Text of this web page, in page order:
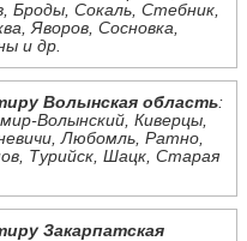
Броды, Сокаль, Стебник,
Яворов, Сосновка,
и др.
Волынская область:
Волынский, Киверцы,
Любомль, Ратно,
Турийск, Шацк, Старая
Закарпатская